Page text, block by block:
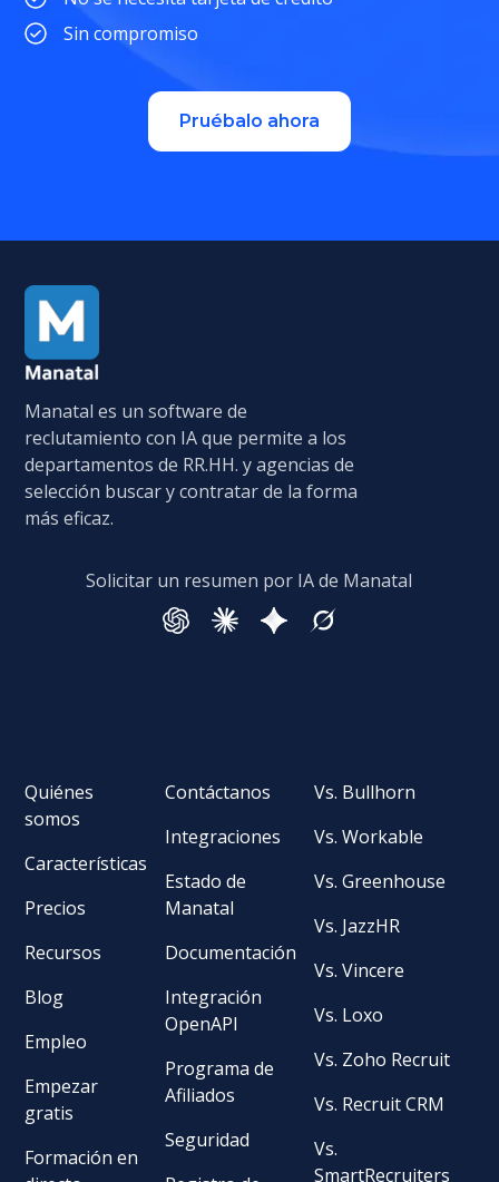
Sin compromiso
Pruébalo ahora
Manatal es un software de
reclutamiento con IA que permite a los
departamentos de RR.HH. y agencias de
selección buscar y contratar de la forma
más eficaz.
Solicitar un resumen por IA de Manatal
Quiénes
somos
Características
Precios
Recursos
Blog
Empleo
Empezar
gratis
Formación en
Contáctanos
Integraciones
Estado de
Manatal
Documentación
Integración
OpenAPI
Programa de
Afiliados
Seguridad
Vs. Bullhorn
Vs. Workable
Vs. Greenhouse
Vs. JazzHR
Vs. Vincere
Vs. Loxo
Vs. Zoho Recruit
Vs. Recruit CRM
Vs.
SmartRecruiters